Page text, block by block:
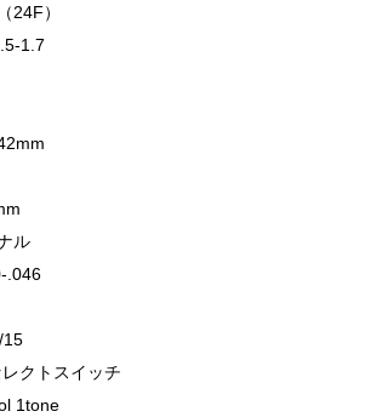
24F）
1.7
ル
.046
15
クトスイッチ
1tone